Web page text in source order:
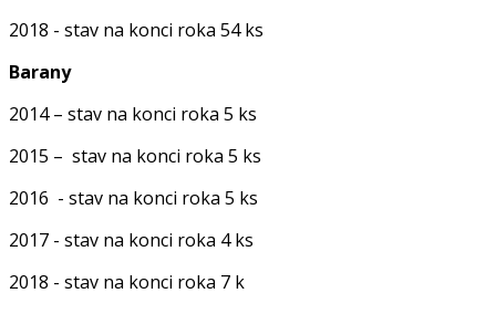
2018 - stav na konci roka 54 ks
Barany
2014 – stav na konci roka 5 ks
2015 – stav na konci roka 5 ks
2016 - stav na konci roka 5 ks
2017 - stav na konci roka 4 ks
2018 - stav na konci roka 7 k